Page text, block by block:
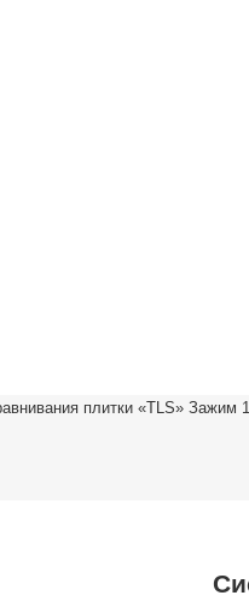
плитки «TLS» Зажим